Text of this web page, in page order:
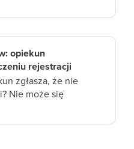
opiekun
rejestracji
zgłasza, że nie
Nie może się